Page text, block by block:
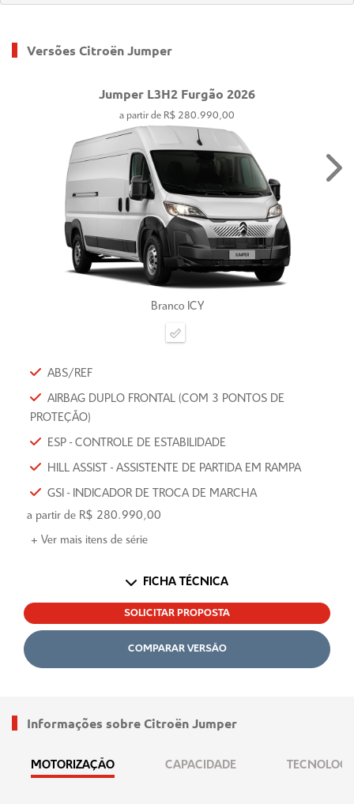
Versões Citroën Jumper
Jumper L3H2 Furgão 2026
a partir de R$ 280.990,00
Branco ICY
ABS/REF
AIRBAG DUPLO FRONTAL (COM 3 PONTOS DE
PROTEÇÃO)
ESP - CONTROLE DE ESTABILIDADE
HILL ASSIST - ASSISTENTE DE PARTIDA EM RAMPA
GSI - INDICADOR DE TROCA DE MARCHA
a partir de R$ 280.990,00
+ Ver mais itens de série
FICHA TÉCNICA
SOLICITAR PROPOSTA
COMPARAR VERSÃO
Informações sobre Citroën Jumper
MOTORIZAÇÃO CAPACIDADE